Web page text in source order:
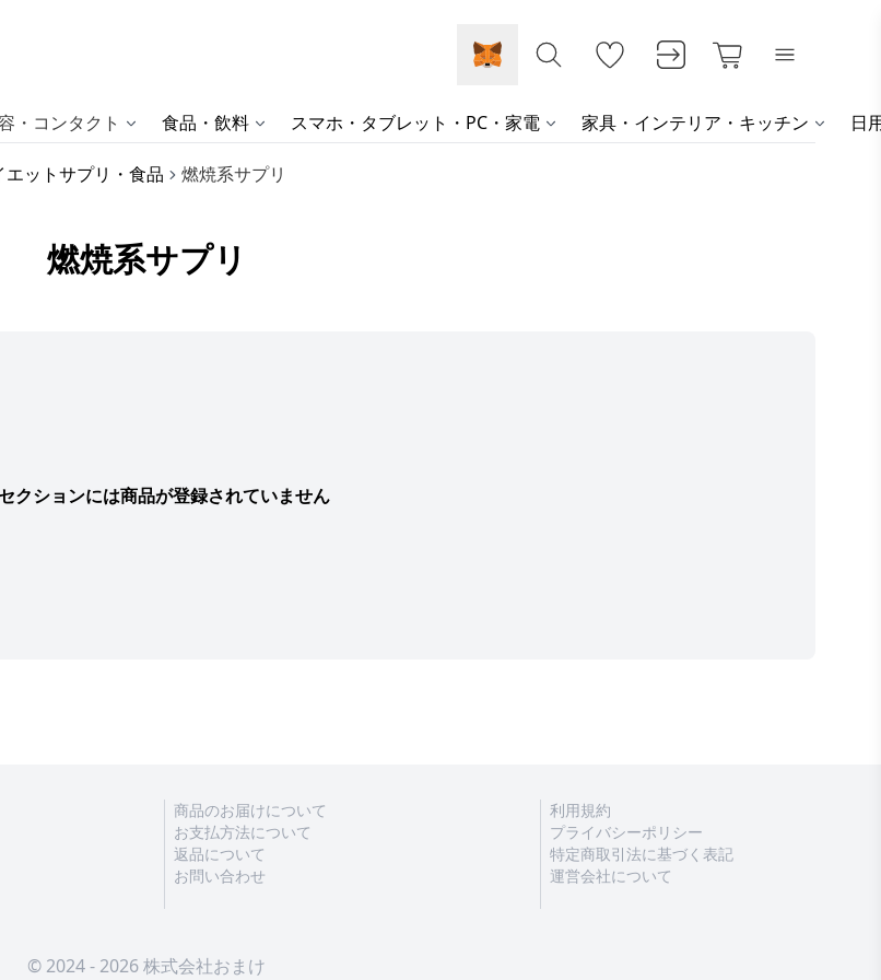
・コンタクト 食品・飲料 スマホ・タブレット・PC・家電 家具・インテリア・キッチン 日
エットサプリ・食品 燃焼系サプリ
燃焼系サプリ
クションには商品が登録されていません
商品のお届けについて
お支払方法について
返品について
お問い合わせ
利用規約
プライバシーポリシー
特定商取引法に基づく表記
運営会社について
© 2024 - 2026 株式会社おまけ